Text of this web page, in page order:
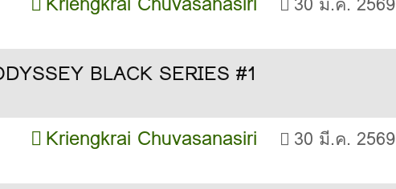
Kriengkrai Chuvasanasiri 30 มี.ค. 2569